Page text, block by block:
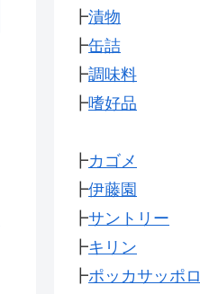
┣漬物
┣缶詰
┣調味料
┣嗜好品
┣カゴメ
┣伊藤園
┣サントリー
┣キリン
┣ポッカサッポロ